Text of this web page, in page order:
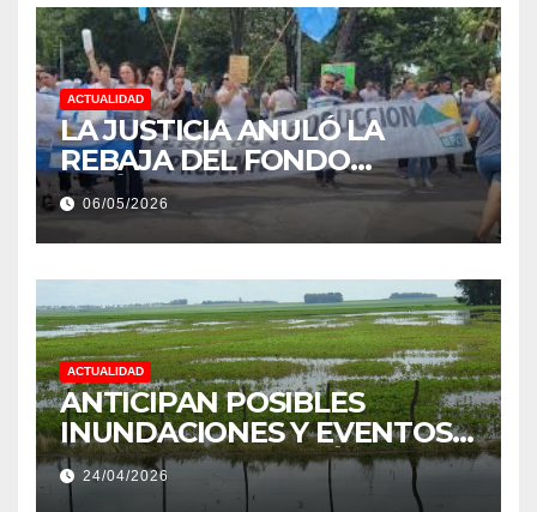
ACTUALIDAD
LA JUSTICIA ANULÓ LA
REBAJA DEL FONDO
ESTÍMULO A EMPLEADOS DE
PRODUCCIÓN DE LA
PROVINCIA DEL CHACO
06/05/2026
ACTUALIDAD
ANTICIPAN POSIBLES
INUNDACIONES Y EVENTOS
EXTREMOS: “PODRÍA SER UN
NIÑO MUY IMPORTANTE”
24/04/2026